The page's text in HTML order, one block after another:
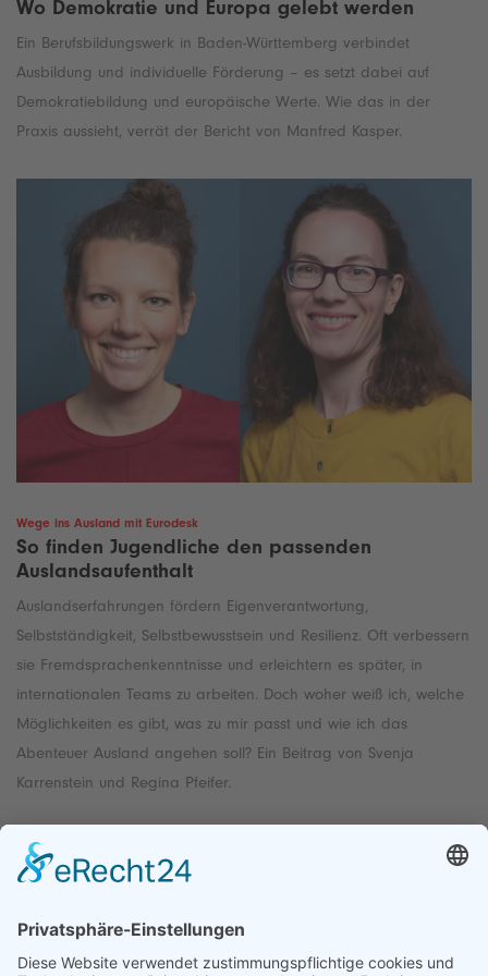
Wo Demokratie und Europa gelebt werden
Ein Berufsbildungswerk in Baden-Württemberg verbindet
Ausbildung und individuelle Förderung – es setzt dabei auf
Demokratiebildung und europäische Werte. Wie das in der
Praxis aussieht, verrät der Bericht von Manfred Kasper.
Wege ins Ausland mit Eurodesk
So finden Jugendliche den passenden
Auslandsaufenthalt
Auslandserfahrungen fördern Eigenverantwortung,
Selbstständigkeit, Selbstbewusstsein und Resilienz. Oft verbessern
sie Fremdsprachenkenntnisse und erleichtern es später, in
internationalen Teams zu arbeiten. Doch woher weiß ich, welche
Möglichkeiten es gibt, was zu mir passt und wie ich das
Abenteuer Ausland angehen soll? Ein Beitrag von Svenja
Karrenstein und Regina Pfeifer.